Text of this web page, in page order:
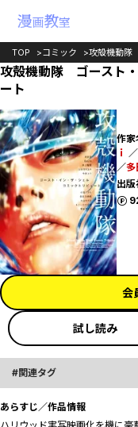
TOP コミック 攻殻機動隊
攻殻機動隊 ゴースト
ート
作家
ｉ ／
／多
出版
ポイント
会
試し読み
関連タグ
あらすじ／作品情報